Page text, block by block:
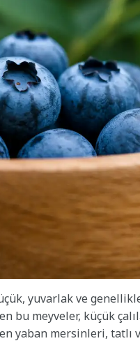
yuvarlak ve
bu meyveler, küçük
yaban mersinleri,